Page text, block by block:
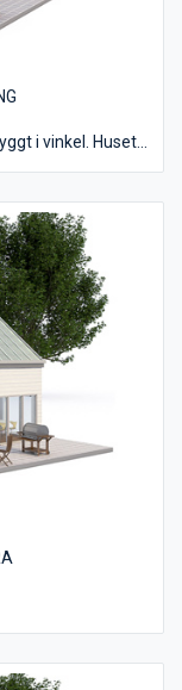
i vinkel. Huset
bland annat
en välutrustad
lösningar med
fås dessutom en
räcke.
badrum och